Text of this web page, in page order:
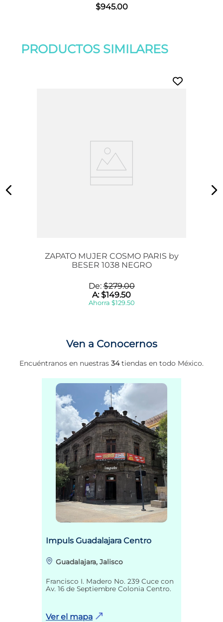
$945.00
PRODUCTOS SIMILARES
ZAPATO MUJER COSMO PARIS by
BESER 1038 NEGRO
De:$279.00
A:$149.50
Ahorra $129.50
Ven a Conocernos
Encuéntranos en nuestras 34tiendas en todo México.
Impuls Guadalajara Centro
Guadalajara, Jalisco
Francisco I. Madero No. 239 Cuce con
Av. 16 de Septiembre Colonia Centro.
Ver el mapa